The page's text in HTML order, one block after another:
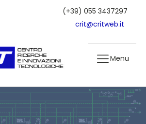
(+39) 055 3437297
crit@critweb.it
Menu